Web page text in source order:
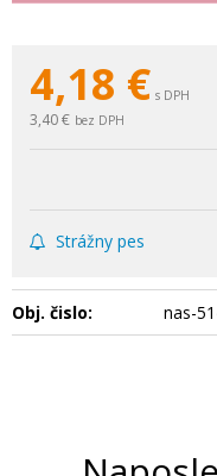
4,18 € s DPH
3,40 € bez DPH
Strážny pes
Obj. čislo: nas-